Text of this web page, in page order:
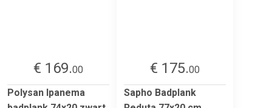
€ 169.00
Polysan Ipanema
€ 175.00
Sapho Badplank